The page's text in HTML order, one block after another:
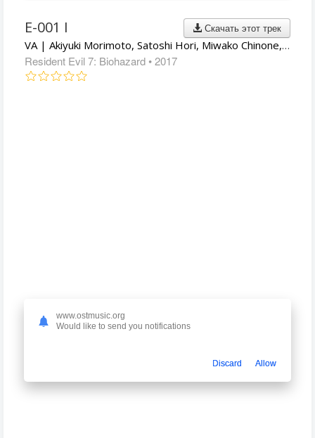
Скачать этот трек
E-001 I
VA | Akiyuki Morimoto, Satoshi Hori, Miwako Chinone, Cris Velasco, Brian D'Oliveira
Resident Evil 7: Biohazard • 2017
www.ostmusic.org
Would like to send you notifications
Discard Allow